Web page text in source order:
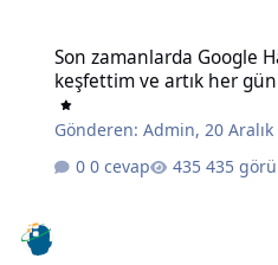
Son zamanlarda Google
keşfettim ve artık her
Gönderen:Admin,20
0 cevap
435